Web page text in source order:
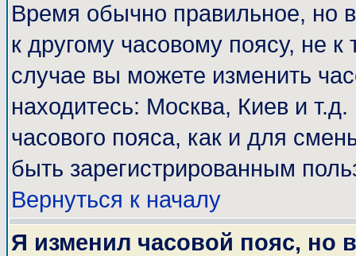
Время обычно правильное, но
к другому часовому поясу, не
случае вы можете изменить
находитесь: Москва, Киев и
часового пояса, как и для
быть зарегистрированным
Вернуться к началу
Я изменил часовой пояс, но